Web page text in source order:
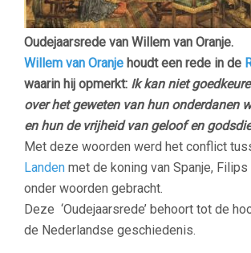
Oudejaarsrede van Willem van Oranje.
Willem van Oranje houdt een rede in de
waarin hij opmerkt: Ik kan niet
over het geweten van hun onderdanen
en hun de vrijheid van geloof en
Met deze woorden werd het conflict
Landen met de koning van Spanje,
onder woorden gebracht.
Deze ‘Oudejaarsrede’ behoort tot de
de Nederlandse geschiedenis.